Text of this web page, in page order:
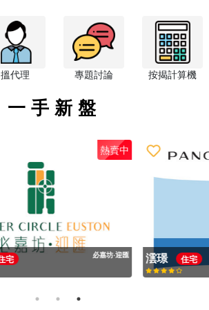
搵代理 專題討論 按揭計算機
一手新盤
必嘉坊‧迎匯 澐璟 住宅